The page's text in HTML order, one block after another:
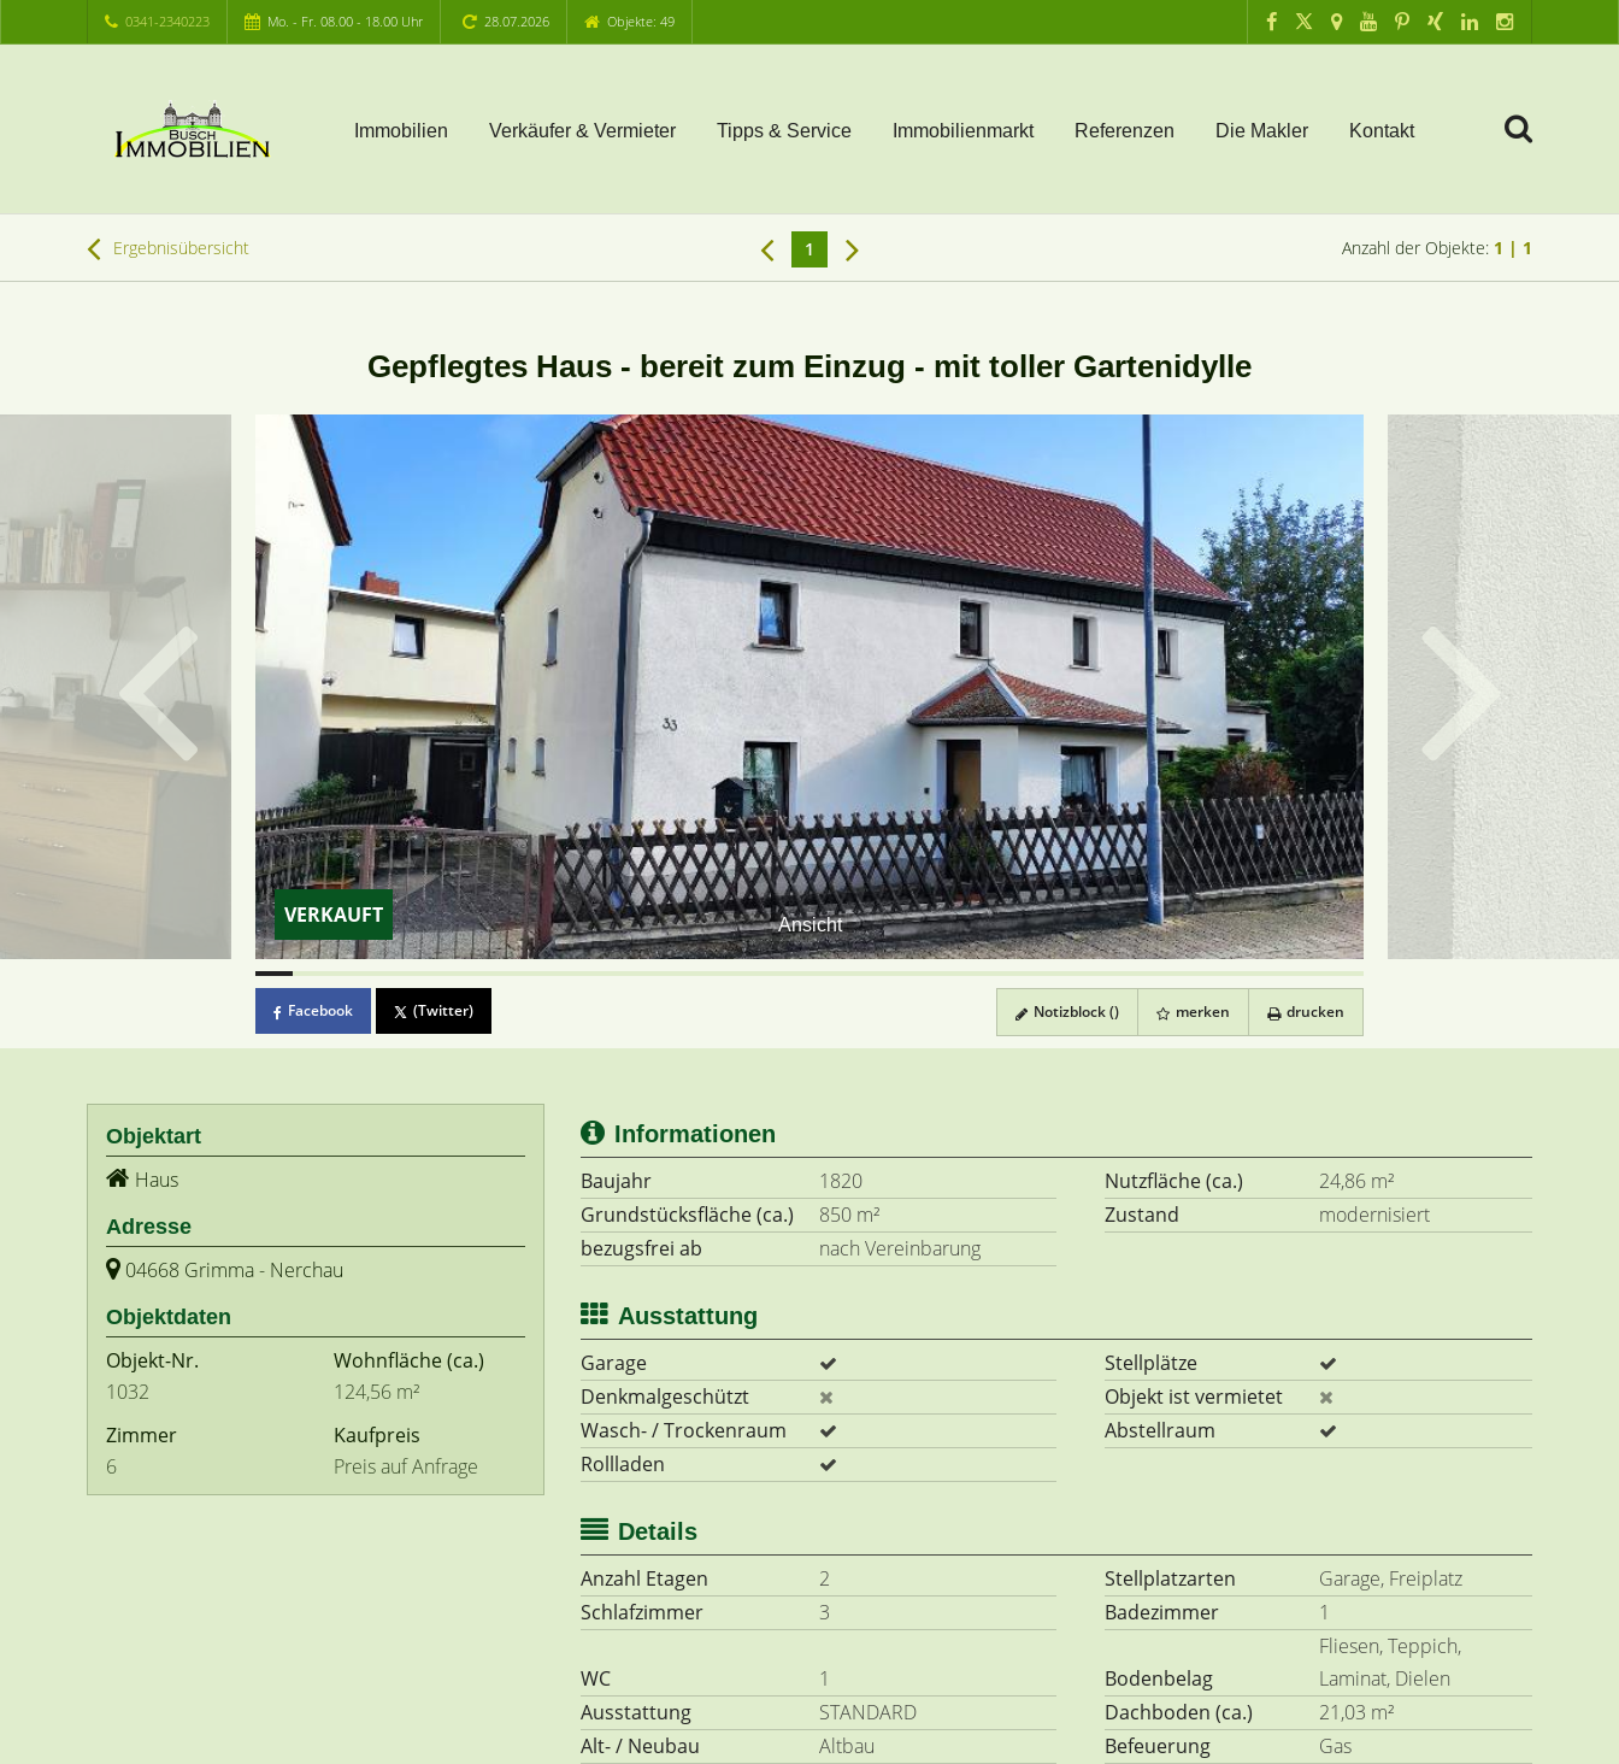
0341-2340223 Mo. - Fr. 08.00 - 18.00 Uhr 28.07.2026 Objekte: 49
Immobilien Verkäufer & Vermieter Tipps & Service Immobilienmarkt Referenzen Die Makler Kontakt
Ergebnisübersicht 1 Anzahl der Objekte: 1 | 1
Gepflegtes Haus - bereit zum Einzug - mit toller Gartenidylle
Ansicht
VERKAUFT
Facebook (Twitter) Notizblock () merken drucken
Objektart
Haus
Adresse
04668 Grimma - Nerchau
Objektdaten
Objekt-Nr.
1032
Wohnfläche(ca.)
124,56 m²
Zimmer
6
Kaufpreis
Preis auf Anfrage
Informationen
Baujahr
1820 Nutzfläche (ca.)
24,86 m²
Grundstücksfläche (ca.)
850 m² Zustand
modernisiert
bezugsfrei ab
nach Vereinbarung
Ausstattung
Garage
Stellplätze
Denkmalgeschützt
Objekt ist vermietet
Wasch- / Trockenraum
Abstellraum
Rollladen
Details
Anzahl Etagen
2 Stellplatzarten
Garage, Freiplatz
Schlafzimmer
3 Badezimmer 1
WC 1 Bodenbelag
Fliesen, Teppich,
Laminat, Dielen
Ausstattung
STANDARD Dachboden (ca.)
21,03 m²
Alt- / Neubau
Altbau Befeuerung
Gas